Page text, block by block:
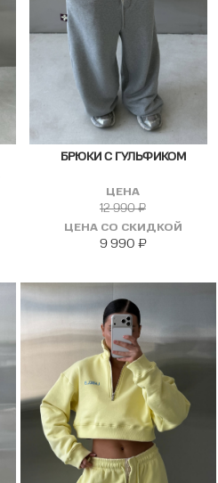
БРЮКИ С ГУЛЬФИКОМ
ЦЕНА
12 990₽
ЦЕНА СО СКИДКОЙ
9 990 ₽